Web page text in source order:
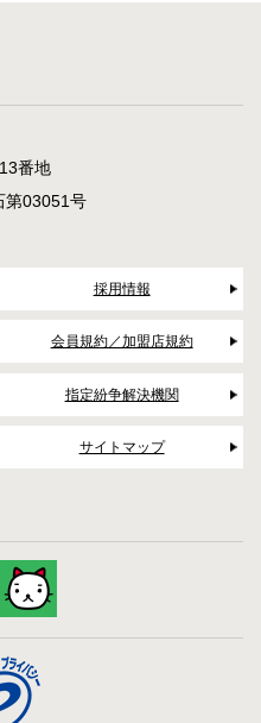
番地
第03051号
採用情報
会員規約／加盟店規約
指定紛争解決機関
サイトマップ